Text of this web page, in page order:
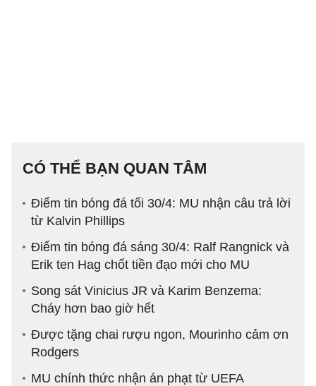
CÓ THỂ BẠN QUAN TÂM
Điểm tin bóng đá tối 30/4: MU nhận câu trả lời
từ Kalvin Phillips
Điểm tin bóng đá sáng 30/4: Ralf Rangnick và
Erik ten Hag chốt tiền đạo mới cho MU
Song sát Vinicius JR và Karim Benzema:
Cháy hơn bao giờ hết
Được tặng chai rượu ngon, Mourinho cảm ơn
Rodgers
MU chính thức nhận án phạt từ UEFA